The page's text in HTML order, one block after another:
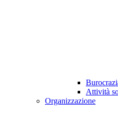
Attività
Organizzazione